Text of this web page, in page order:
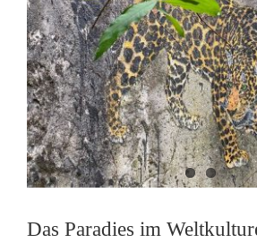
Das Paradies im